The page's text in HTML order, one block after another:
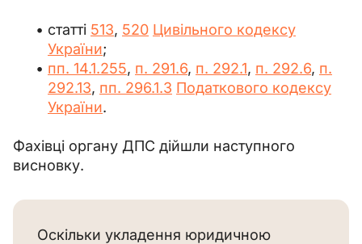
статті 513, 520 Цивільного кодексу
України;
пп. 14.1.255, п. 291.6, п. 292.1, п. 292.6, п.
292.13, пп. 296.1.3 Податкового кодексу
України.
Фахівці органу ДПС дійшли наступного
висновку.
Оскільки укладення юридичною